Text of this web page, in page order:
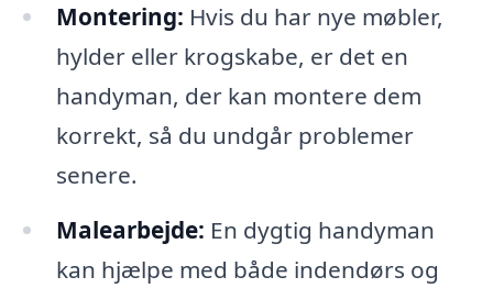
Montering: Hvis du har nye møbler,
hylder eller krogskabe, er det en
handyman, der kan montere dem
korrekt, så du undgår problemer
senere.
Malearbejde: En dygtig handyman
kan hjælpe med både indendørs og